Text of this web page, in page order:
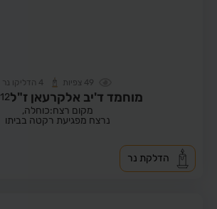
49 צפיות 4 הדליקו נר
מוחמד ד'יב אלקרעאן ז"ל12,
מקום רצח:כוחלה,
נרצח מפגיעת רקטה בביתו
הדלקת נר